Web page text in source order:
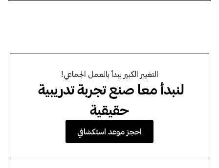
التغيير الكبير يبدأ بالعمل الجماعي!
حقيقية
احجز موعد استكشافي